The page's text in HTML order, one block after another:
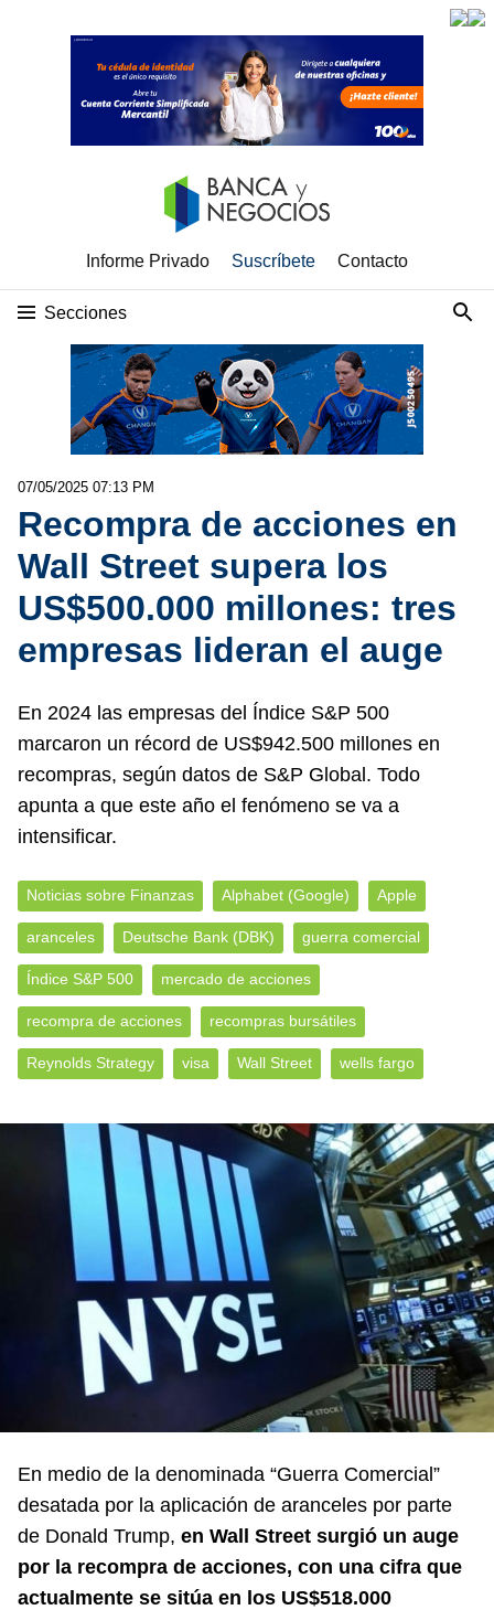
Informe Privado Suscríbete Contacto
Secciones
07/05/2025 07:13 PM
Recompra de acciones en
Wall Street supera los
US$500.000 millones: tres
empresas lideran el auge
En 2024 las empresas del Índice S&P 500
marcaron un récord de US$942.500 millones en
recompras, según datos de S&P Global. Todo
apunta a que este año el fenómeno se va a
intensificar.
Noticias sobre Finanzas Alphabet (Google) Apple
aranceles Deutsche Bank (DBK) guerra comercial
Índice S&P 500 mercado de acciones
recompra de acciones recompras bursátiles
Reynolds Strategy visa Wall Street wells fargo
En medio de la denominada “Guerra Comercial”
desatada por la aplicación de aranceles por parte
de Donald Trump, en Wall Street surgió un auge
por la recompra de acciones, con una cifra que
actualmente se sitúa en los US$518.000